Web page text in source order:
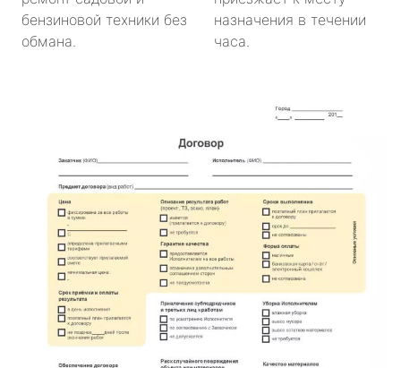
бензиновой техники без
обмана.
назначения в течении
часа.